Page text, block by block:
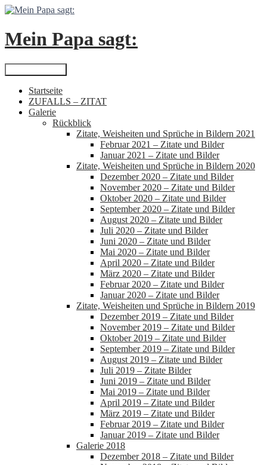
Zum
springen
Mein Papa sagt:
Suchen
Startseite
ZUFALLS – ZITAT
Galerie
Rückblick
Zitate, Weisheiten und Sprüche in Bildern 2021
Februar 2021 – Zitate und Bilder
Januar 2021 – Zitate und Bilder
Zitate, Weisheiten und Sprüche in Bildern 2020
Dezember 2020 – Zitate und Bilder
November 2020 – Zitate und Bilder
Oktober 2020 – Zitate und Bilder
September 2020 – Zitate und Bilder
August 2020 – Zitate und Bilder
Juli 2020 – Zitate und Bilder
Juni 2020 – Zitate und Bilder
Mai 2020 – Zitate und Bilder
April 2020 – Zitate und Bilder
März 2020 – Zitate und Bilder
Februar 2020 – Zitate und Bilder
Januar 2020 – Zitate und Bilder
Zitate, Weisheiten und Sprüche in Bildern 2019
Dezember 2019 – Zitate und Bilder
November 2019 – Zitate und Bilder
Oktober 2019 – Zitate und Bilder
September 2019 – Zitate und Bilder
August 2019 – Zitate und Bilder
Juli 2019 – Zitate Bilder
Juni 2019 – Zitate und Bilder
Mai 2019 – Zitate und Bilder
April 2019 – Zitate und Bilder
März 2019 – Zitate und Bilder
Februar 2019 – Zitate und Bilder
Januar 2019 – Zitate und Bilder
Galerie 2018
Dezember 2018 – Zitate und Bilder